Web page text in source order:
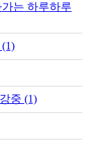
는 하루하루
중 (1)